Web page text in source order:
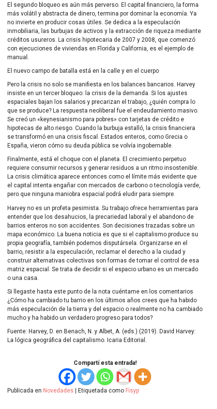
El segundo bloqueo es aún más perverso. El capital financiero, la forma
más volátil y abstracta de dinero, termina por dominar la economía. Ya
no invierte en producir cosas útiles. Se dedica a la especulación
inmobiliaria, las burbujas de activos y la extracción de riqueza mediante
créditos usureros. La crisis hipotecaria de 2007 y 2008, que comenzó
con ejecuciones de viviendas en Florida y California, es el ejemplo de
manual.
El nuevo campo de batalla está en la calle y en el cuerpo
Pero la crisis no solo se manifiesta en los balances bancarios. Harvey
insiste en un tercer bloqueo: la crisis de la demanda. Si los ajustes
espaciales bajan los salarios y precarizan el trabajo, ¿quién compra lo
que se produce? La respuesta neoliberal fue el endeudamiento masivo.
Se creó un «keynesianismo para pobres» con tarjetas de crédito e
hipotecas de alto riesgo. Cuando la burbuja estalló, la crisis financiera
se transformó en una crisis fiscal. Estados enteros, como Grecia o
España, vieron cómo su deuda pública se volvía ingobernable.
Finalmente, está el choque con el planeta. El crecimiento perpetuo
requiere consumir recursos y generar residuos a un ritmo insostenible.
La crisis climática aparece entonces como el límite más evidente que
el capital intenta engañar con mercados de carbono o tecnología verde,
pero que ninguna maniobra espacial podrá eludir para siempre.
Harvey no es un profeta pesimista. Su trabajo ofrece herramientas para
entender que los desahucios, la precariedad laboral y el abandono de
barrios enteros no son accidentes. Son decisiones trazadas sobre un
mapa económico. La buena noticia es que si el capitalismo produce su
propia geografía, también podemos disputársela. Organizarse en el
barrio, resistir a la especulación, reclamar el derecho a la ciudad y
construir alternativas colectivas son formas de tomar el control de esa
matriz espacial. Se trata de decidir si el espacio urbano es un mercado
o una casa.
Si llegaste hasta este punto de la nota cuéntame en los comentarios
¿Cómo ha cambiado tu barrio en los últimos años crees que ha habido
más especulación de la tierra y del espacio o realmente no ha cambiado
mucho y ha habido un verdadero progreso para todos?
Fuente: Harvey, D. en Benach, N. y Albet, A. (eds.) (2019). David Harvey:
La lógica geográfica del capitalismo. Icaria Editorial.
Compartí esta entrada!
Publicada en Novedades | Etiquetada como Fisyp